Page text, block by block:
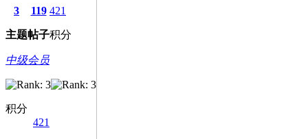
3
主题
119
帖子
421
积分
中级会员
积分
421